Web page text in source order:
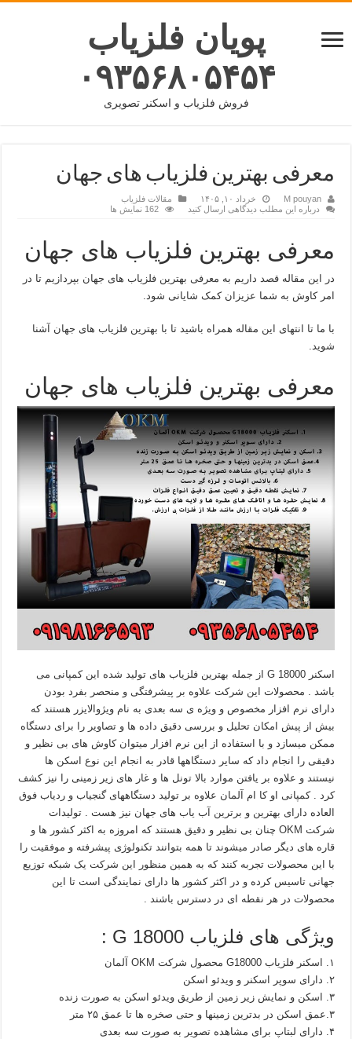
پویان فلزیاب
۰۹۳۵۶۸۰۵۴۵۴
فروش فلزیاب و اسکنر تصویری
معرفی بهترین فلزیاب های جهان
M pouyan خرداد ۱۰, ۱۴۰۵
مقالات فلزیاب
درباره این مطلب دیدگاهی ارسال کنید
162 نمایش ها
معرفی بهترین فلزیاب های جهان
در این مقاله قصد داریم به معرفی بهترین فلزیاب های جهان بپردازیم تا در
امر کاوش به شما عزیزان کمک شایانی شود.
با ما تا انتهای این مقاله همراه باشید تا با بهترین فلزیاب های جهان آشنا
شوید.
معرفی بهترین فلزیاب های جهان
اسکنر G 18000 از جمله بهترین فلزیاب های تولید شده این کمپانی می
باشد . محصولات این شرکت علاوه بر پیشرفتگی و منحصر بفرد بودن
دارای نرم افزار مخصوص و ویژه ی سه بعدی به نام ویژوالایزر هستند که
بیش از پیش امکان تحلیل و بررسی دقیق داده ها و تصاویر را برای دستگاه
ممکن میسازد و با استفاده از این نرم افزار میتوان کاوش های بی نظیر و
دقیقی را انجام داد که سایر دستگاهها قادر به انجام این نوع اسکن ها
نیستند و علاوه بر یافتن موارد بالا تونل ها و غار های زیر زمینی را نیز کشف
کرد . کمپانی او کا ام آلمان علاوه بر تولید دستگاههای گنجیاب و ردیاب فوق
العاده دارای بهترین و برترین آب یاب های جهان نیز هست . تولیدات
شرکت OKM چنان بی نظیر و دقیق هستند که امروزه به اکثر کشور ها و
قاره های دیگر صادر میشوند تا همه بتوانند تکنولوژی پیشرفته و موفقیت را
با این محصولات تجربه کنند که به همین منظور این شرکت یک شبکه توزیع
جهانی تاسیس کرده و در اکثر کشور ها دارای نمایندگی است تا این
محصولات در هر نقطه ای در دسترس باشند .
ویژگی های فلزیاب G 18000 :
۱. اسکنر فلزیاب G18000 محصول شرکت OKM آلمان
۲. دارای سوپر اسکنر و ویدئو اسکن
۳. اسکن و نمایش زیر زمین از طریق ویدئو اسکن به صورت زنده
۳.عمق اسکن در بدترین زمینها و حتی صخره ها تا عمق ۲۵ متر
۴. دارای لبتاپ برای مشاهده تصویر به صورت سه بعدی